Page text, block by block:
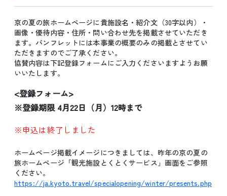
京の夏の旅ホームページに貴施設名・紹介文（30字以内）・
画像・優待内容・住所・問い合わせ先を掲載させていただき
ます。パンフレットには本事業の概要のみの掲載とさせてい
ただきますのでご了承ください。
協賛内容は下記登録フォームにご入力くださいますようお願
いいたします。
<登録フォーム>
※登録期限 4月22日（月）12時まで
※申込は終了しました
ホームページ掲載イメージにつきましては、昨年の京の夏の
旅ホームページ「観光施設とくとくサービス」画面をご参照
ください。
https://ja.kyoto.travel/specialopening/winter/presents.php